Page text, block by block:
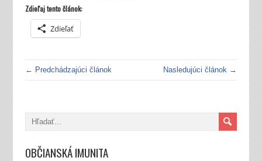
Zdieľaj tento článok:
Zdieľať
← Predchádzajúci článok Nasledujúci článok →
OBČIANSKÁ IMUNITA